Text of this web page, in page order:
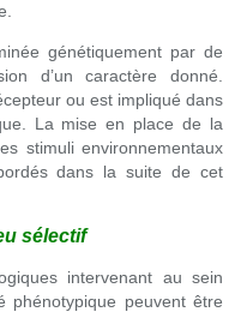
génétiquement par de
d’un caractère donné.
ou est impliqué dans
La mise en place de la
stimuli environnementaux
dans la suite de cet
sélectif
intervenant au sein
phénotypique peuvent être